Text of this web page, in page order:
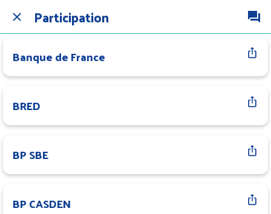
Participation
Banque de France
BRED
BP SBE
BP CASDEN